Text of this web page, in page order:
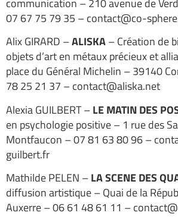
07 67 75 79 35 – contact@co-
Alix GIRARD –ALISKA– Création de
objets d’art en métaux précieux et
place du Général Michelin – 39140
78 25 21 37 – contact@aliska.net
Alexia GUILBERT –LE MATIN DES
en psychologie positive – 1 rue des
Montfaucon – 07 81 63 80 96 –
guilbert.fr
Mathilde PELEN –LA SCENE DES
diffusion artistique – Quai de la
Auxerre – 06 61 48 61 11 –